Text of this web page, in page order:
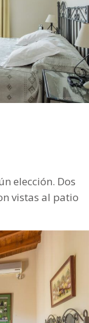
elección. Dos
vistas al patio